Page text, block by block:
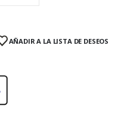
AÑADIR A LA LISTA DE DESEOS